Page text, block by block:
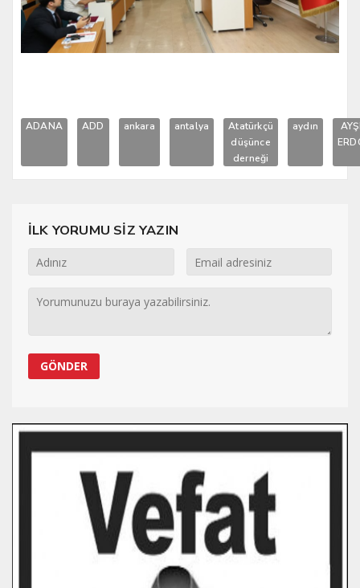
ADANA ADD ankara antalya
Atatürkçü
düşünce
derneği
aydın
İLK YORUMU SİZ YAZIN